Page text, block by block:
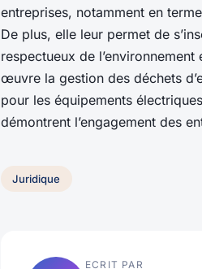
entreprises, notamment en
De plus, elle leur permet de
respectueux de
œuvre la gestion des déchets
pour les équipements
démontrent l’engagement des
Juridique
ECRIT PAR